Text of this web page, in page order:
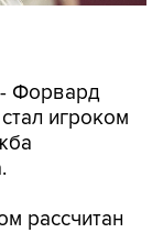
- Форвард
игроком
рассчитан